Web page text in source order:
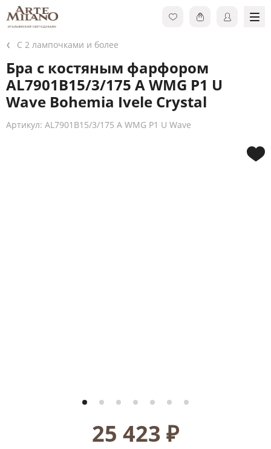
С 2 лампочками и более
Бра с костяным фарфором
AL7901B15/3/175 A WMG P1 U
Wave Bohemia Ivele Crystal
Артикул: AL7901B15/3/175 A WMG P1 U Wave
25 423 ₽